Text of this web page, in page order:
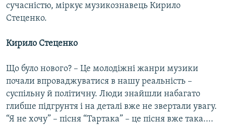
сучасністю, міркує музикознавець Кирило
Стеценко.
Кирило Стеценко
Що було нового? – Це молодіжні жанри музики
почали впроваджуватися в нашу реальність –
суспільну й політичну. Люди знайшли набагато
глибше підгрунтя і на деталі вже не звертали увагу.
“Я не хочу” – пісня “Тартака” – це пісня вже така....